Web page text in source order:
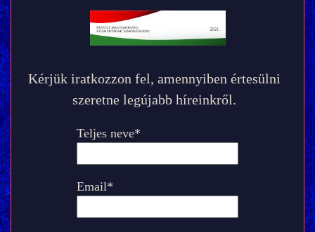
Kérjük iratkozzon fel, amennyiben értesülni
szeretne legújabb híreinkről.
Teljes neve*
Email*